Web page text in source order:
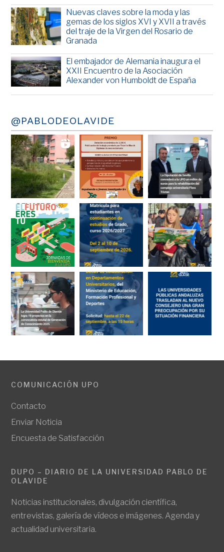
Nuevas claves sobre la moda y las
gemas de los siglos XVI y XVII a través
del traje de la Virgen del Rosario de
Granada
El embajador de Alemania inaugura el
XXII Encuentro de la Asociación
Alexander von Humboldt de España
@PABLODEOLAVIDE
COMUNICACIÓN UPO
Contacto
Enviar Noticia
Encuesta de Satisfacción
DUPO – DIARIO DE LA UNIVERSIDAD PABLO DE
OLAVIDE
Noticias institucionales, divulgación científica,
entrevistas, galería de vídeos e imágenes. Agenda y
actualidad universitaria.